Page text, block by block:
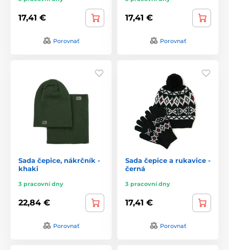
17,41 €
Porovnať
17,41 €
Porovnať
Sada čepice, nákrčník -
khaki
3 pracovní dny
22,84 €
Porovnať
Sada čepice a rukavice -
černá
3 pracovní dny
17,41 €
Porovnať